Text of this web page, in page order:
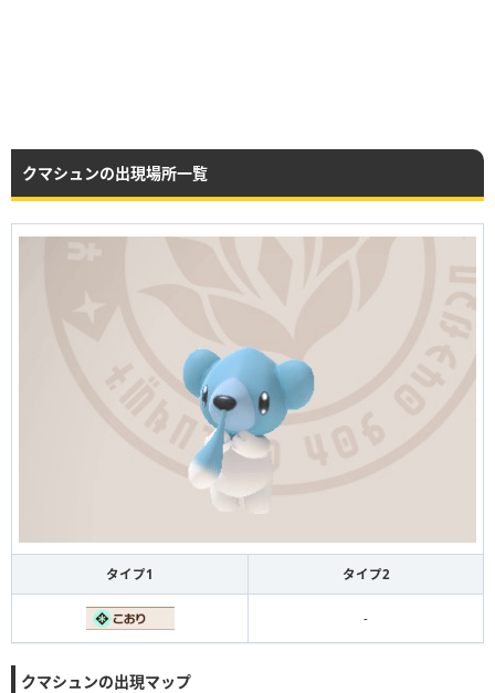
クマシュンの出現場所一覧
タイプ1 タイプ2
-
クマシュンの出現マップ